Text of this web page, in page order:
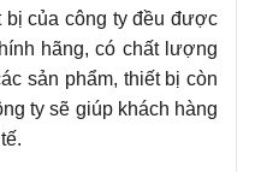
bị của công ty đều được
hãng, có chất lượng
sản phẩm, thiết bị còn
ty sẽ giúp khách hàng